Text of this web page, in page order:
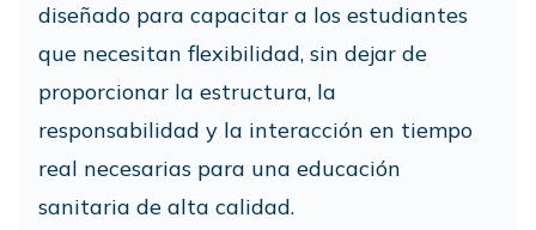
diseñado para capacitar a los estudiantes
que necesitan flexibilidad, sin dejar de
proporcionar la estructura, la
responsabilidad y la interacción en tiempo
real necesarias para una educación
sanitaria de alta calidad.